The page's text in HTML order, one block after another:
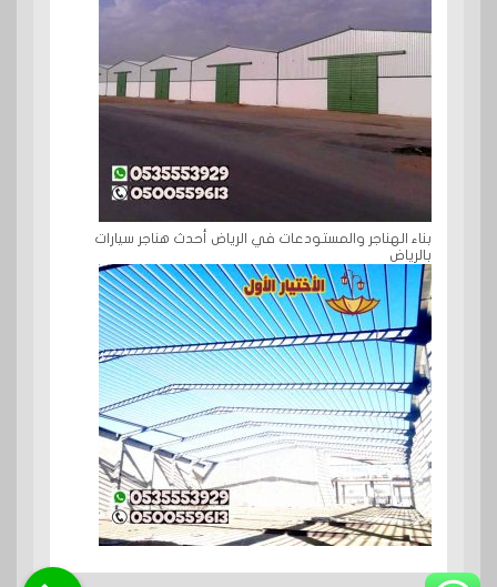
بناء الهناجر والمستودعات في الرياض أحدث هناجر سيارات
بالرياض